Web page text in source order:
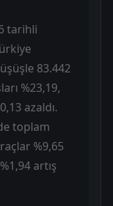
tarihli
83.442
%23,19,
azaldı.
toplam
%9,65
artış